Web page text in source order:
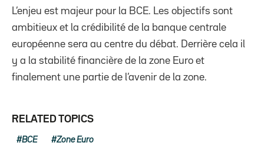
L’enjeu est majeur pour la BCE. Les objectifs sont
ambitieux et la crédibilité de la banque centrale
européenne sera au centre du débat. Derrière cela il
y a la stabilité financière de la zone Euro et
finalement une partie de l’avenir de la zone.
RELATED TOPICS
BCE Zone Euro